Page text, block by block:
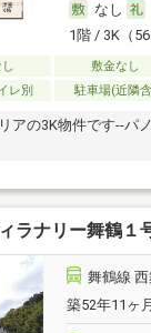
なし
1階 / 3K（
敷金なし
レ別
駐車場(近隣
アの3K物件です--パ
ラナリー舞鶴１
舞鶴線
築52年11ヶ